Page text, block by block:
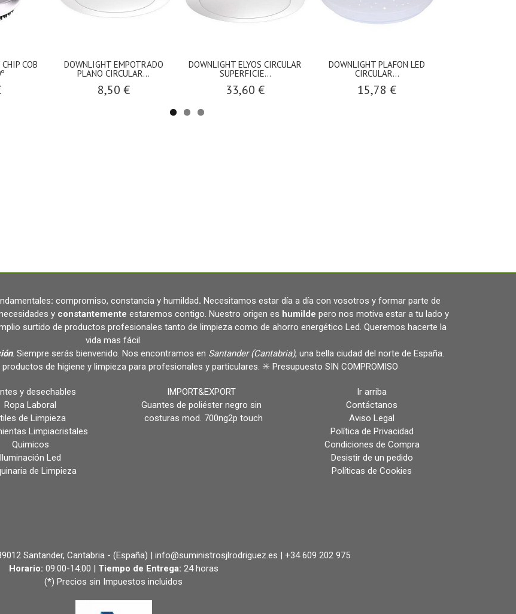
COB DOWNLIGHT EMPOTRADO
PLANO CIRCULAR...
8,50 €
DOWNLIGHT ELYOS CIRCULAR
SUPERFICIE...
33,60 €
DOWNLIGHT PLAFON LED
CIRCULAR...
15,78 €
:compromiso, constancia y humildad.Necesitamos estar día a día con vosotros y formar parte de
y constantemente estaremos contigo. Nuestro origen es humilde pero nos motiva estar a tu lado y
surtido de productos profesionales tanto de limpieza como de ahorro energético Led. Queremos hacerte la
vida mas fácil.
. Siempre serás bienvenido. Nos encontramos en Santander (Cantabria), una bella ciudad del norte de España.
de higiene y limpieza para profesionales y particulares. ✳️ Presupuesto SIN COMPROMISO
y desechables
Ropa Laboral
de Limpieza
Limpiacristales
Quimicos
Iluminación Led
de Limpieza
IMPORT&EXPORT
Guantes de poliéster negro sin
costuras mod. 700ng2p touch
Ir arriba
Contáctanos
Aviso Legal
Política de Privacidad
Condiciones de Compra
Desistir de un pedido
Políticas de Cookies
Santander, Cantabria - (España) | info@suministrosjlrodriguez.es | +34 609 202 975
Horario: 09:00-14:00 | Tiempo de Entrega: 24 horas
(*) Precios sin Impuestos incluidos